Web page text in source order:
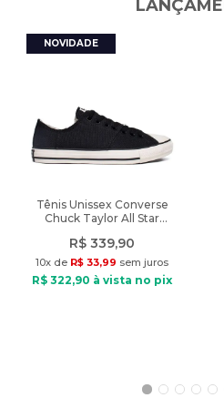
do uso do flash ou da
Nome do produto: Jibbitz
Indicado:
Tipo de Ajuste:
Fechamento:
Diferencial: encaixe por
Dimensões
Peso do
Não é um
Tênis Unissex Converse
Chuck Taylor All Star
R$ 339,90
10x de R$ 33,99 sem juros
R$ 322,90 à vista no pix